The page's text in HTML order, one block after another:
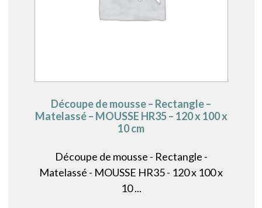
Découpe de mousse – Rectangle –
Matelassé – MOUSSE HR35 – 120 x 100 x
10 cm
Découpe de mousse - Rectangle -
Matelassé - MOUSSE HR35 - 120 x 100 x
10 ...